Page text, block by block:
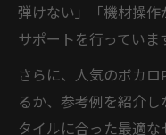
弾けない」「機材操
サポートを行っていま
さらに、人気のボカ
るか、参考例を紹介
タイルに合った最適な